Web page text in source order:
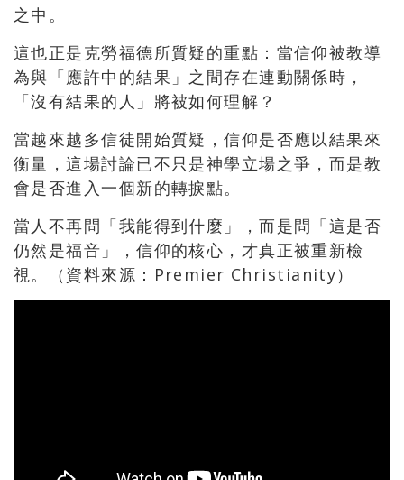
之中。
這也正是克勞福德所質疑的重點：當信仰被教導
為與「應許中的結果」之間存在連動關係時，
「沒有結果的人」將被如何理解？
當越來越多信徒開始質疑，信仰是否應以結果來
衡量，這場討論已不只是神學立場之爭，而是教
會是否進入一個新的轉捩點。
當人不再問「我能得到什麼」，而是問「這是否
仍然是福音」，信仰的核心，才真正被重新檢
視。（資料來源：Premier Christianity）